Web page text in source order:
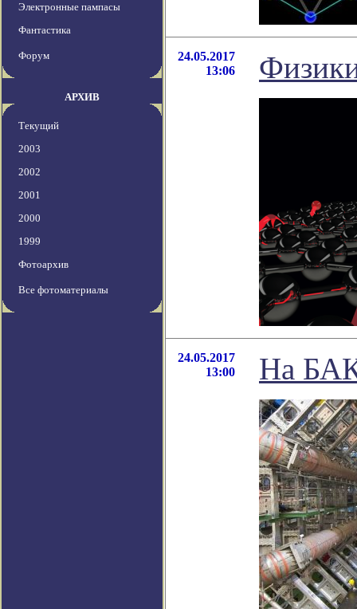
Электронные пампасы
Фантастика
Форум
АРХИВ
Текущий
2003
2002
2001
2000
1999
Фотоархив
Все фотоматериалы
24.05.2017
13:06
24.05.2017
13:00
На